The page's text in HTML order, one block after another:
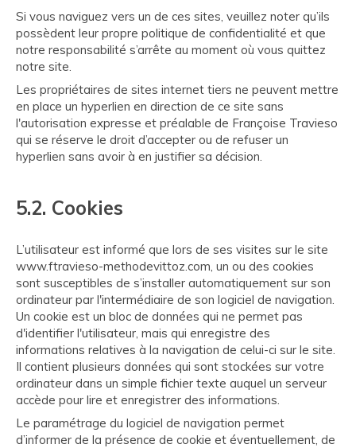
Si vous naviguez vers un de ces sites, veuillez noter qu’ils
possèdent leur propre politique de confidentialité et que
notre responsabilité s’arrête au moment où vous quittez
notre site.
Les propriétaires de sites internet tiers ne peuvent mettre
en place un hyperlien en direction de ce site sans
l'autorisation expresse et préalable de Françoise Travieso
qui se réserve le droit d’accepter ou de refuser un
hyperlien sans avoir à en justifier sa décision.
5.2. Cookies
L’utilisateur est informé que lors de ses visites sur le site
www.ftravieso-methodevittoz.com, un ou des cookies
sont susceptibles de s’installer automatiquement sur son
ordinateur par l'intermédiaire de son logiciel de navigation.
Un cookie est un bloc de données qui ne permet pas
d'identifier l'utilisateur, mais qui enregistre des
informations relatives à la navigation de celui-ci sur le site.
Il contient plusieurs données qui sont stockées sur votre
ordinateur dans un simple fichier texte auquel un serveur
accède pour lire et enregistrer des informations.
Le paramétrage du logiciel de navigation permet
d’informer de la présence de cookie et éventuellement, de